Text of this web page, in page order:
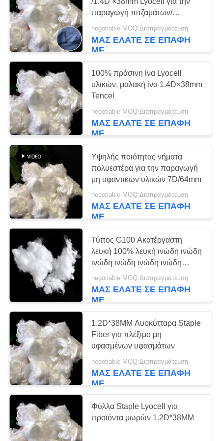
ΑΠΌΣΠΑΣΜΑ
SITEMAP
PRIVACY
POLICY
Βαμμένες
ναρκωτικές ουσίες
μη συνεχείς ίνες
πολυεστέρα
Viscose μη συνεχείς
ίνες
Νήμα ινών
πολυεστέρα
0
Polylactic όξινη ίνα
παραγωγή πιτζαμάτων/
εσώρουχων
negotiable MOQ:Διαπραγμάτευση
ΜΑΣ ΕΛΆΤΕ ΣΕ ΕΠΑΦΉ
ΜΕ
100% πράσινη ίνα Lyocell
υλικών, μαλακή ίνα 1.4D×38mm
Tencel
negotiable MOQ:Διαπραγμάτευση
ΜΑΣ ΕΛΆΤΕ ΣΕ ΕΠΑΦΉ
ΜΕ
Υψηλής ποιότητας νήματα
πολυεστέρα για την παραγωγή
μη υφαντικών υλικών 7D/64mm
negotiable MOQ:Διαπραγμάτευση
ΜΑΣ ΕΛΆΤΕ ΣΕ ΕΠΑΦΉ
ΜΕ
Τύπος G100 Ακατέργαστη
λευκή 100% λευκή ινώδη ινώδη
ινώδη ινώδη ινώδη ινώδη
ινώδη ινώδη ινώδη ινώδη
ινώδη ινώδη ινώδη ινώδη
ινώδη ινώδη ινώδη ινώδη
ινώδη ινώδη ινώδη ινώδη
ινώδη ινώδη ινώδη ινώτια
ινώδη ινώδη ινώδη ινώδη
ινώτια ινώτια ινώτια ινώτια
ινώτια ινώτια ινώτια ινώτια
ινώτια ινώτια ινώτια ινώτια
ινώτια ινώτια
negotiable MOQ:Διαπραγμάτευση
ΜΑΣ ΕΛΆΤΕ ΣΕ ΕΠΑΦΉ
ΜΕ
1.2D*38MM Λυοκύτταρα Staple
Fiber για πλέξιμο μη
υφασμένων υφασμάτων
negotiable MOQ:Διαπραγμάτευση
ΜΑΣ ΕΛΆΤΕ ΣΕ ΕΠΑΦΉ
ΜΕ
Φύλλα Staple Lyocell για
προϊόντα μωρών 1.2D*38MM